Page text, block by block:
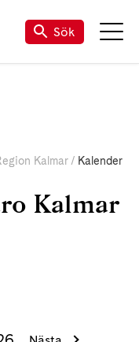
Sök
Kalmar Kalender
Kalmar